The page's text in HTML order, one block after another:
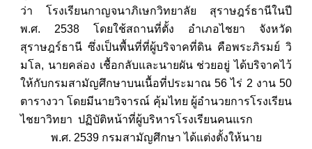
ว่า โรงเรียนกาญจนาภิเษกวิทยาลัย สุราษฎร์ธานีในปี
พ.ศ. 2538 โดยใช้สถานที่ตั้ง อำเภอไชยา จังหวัด
สุราษฎร์ธานี ซึ่งเป็นพื้นที่ที่ผู้บริจาคที่ดิน คือพระภิรมย์ วิ
มโล, นายคล่อง เชื้อกลับและนายผัน ช่วยอยู่ ได้บริจาคไว้
ให้กับกรมสามัญศึกษาบนเนื้อที่ประมาณ 56 ไร่ 2 งาน 50
ตารางวา โดยมีนายวิจารณ์ คุ้มไทย ผู้อำนวยการโรงเรียน
ไชยาวิทยา ปฏิบัติหน้าที่ผู้บริหารโรงเรียนคนแรก
พ.ศ. 2539 กรมสามัญศึกษา ได้แต่งตั้งให้นาย